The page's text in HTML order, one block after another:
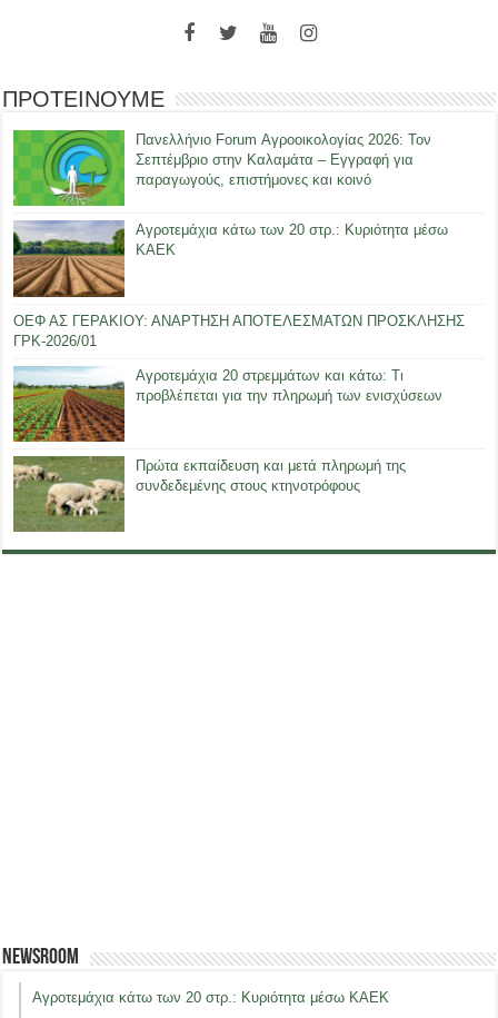
ΠΡΟΤΕΙΝΟΥΜΕ
Πανελλήνιο Forum Αγροοικολογίας 2026: Τον
Σεπτέμβριο στην Καλαμάτα – Εγγραφή για
παραγωγούς, επιστήμονες και κοινό
Αγροτεμάχια κάτω των 20 στρ.: Κυριότητα μέσω
ΚΑΕΚ
ΟΕΦ ΑΣ ΓΕΡΑΚΙΟΥ: ΑΝΑΡΤΗΣΗ ΑΠΟΤΕΛΕΣΜΑΤΩΝ ΠΡΟΣΚΛΗΣΗΣ
ΓΡΚ-2026/01
Αγροτεμάχια 20 στρεμμάτων και κάτω: Τι
προβλέπεται για την πληρωμή των ενισχύσεων
Πρώτα εκπαίδευση και μετά πληρωμή της
συνδεδεμένης στους κτηνοτρόφους
Newsroom
Αγροτεμάχια κάτω των 20 στρ.: Κυριότητα μέσω ΚΑΕΚ